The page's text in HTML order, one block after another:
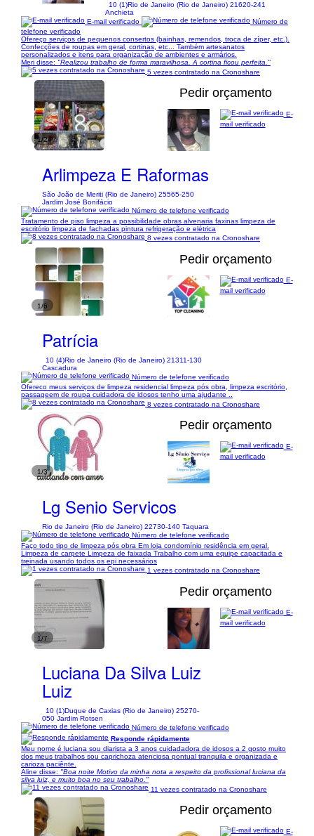
10 (1)Rio de Janeiro (Rio de Janeiro) 21620-241
Anchieta
E-mail verificado
Número de
telefone verificado
Ofereço serviços de pequenos consertos (bainhas, remendos, troca de zíper, etc.).
Confecções de roupas em geral, cortinas, etc... Também artesanatos
personalizados e itens para organização de ambientes e armários.
Meri disse: "Realizou trabalho de forma maravilhosa. A cortina ficou perfeita."
5 vezes contratado na Cronoshare
1/24
Pedir orçamento
Arlimpeza E Raformas
São João de Meriti (Rio de Janeiro) 25565-250
Jardim José Bonifácio
E-
mail verificado
Número de telefone verificado
Tratamento de piso limpeza a possibilidade obras alvenaria faxinas limpeza de
escritório limpeza de fachadas pintura refrigeração e elétrica
8 vezes contratado na Cronoshare
1/6
Pedir orçamento
Patrícia
10 (4)Rio de Janeiro (Rio de Janeiro) 21311-130
Cascadura
E-
mail verificado
Número de telefone verificado
Ofereco meus serviços de limpeza residencial limpeza pós obra, limpeza escritório,
passageem de roupa cuidadora de idosos tenho uma ajudante ..
8 vezes contratado na Cronoshare
1/3
Pedir orçamento
Lg Senio Servicos
Rio de Janeiro (Rio de Janeiro) 22730-140 Taquara
E-
mail verificado
Número de telefone verificado
Faço todo tipo de limpeza pós obra Em loja condomínio residência em geral.
Limpeza de carpete Limpeza de faixada Trabalho com uma equipe capacitada e
treinada usando todos os epi necessários
1 vezes contratado na Cronoshare
1/7
Pedir orçamento
Luciana Da Silva Luiz
Luiz
10 (1)Duque de Caxias (Rio de Janeiro) 25270-
050 Jardim Rotsen
E-
mail verificado
Número de telefone verificado
Responde rápidamente
Meu nome é luciana sou diarista a 3 anos cuidadadora de idosos a 2 gosto muito
dos meus trabalhos sou caprichoza atenciosa pontual tranquila e organizada e
carioza paciênte.
Aline disse: "Boa noite Motivo da minha nota a respeito da profissional luciana da
silva luiz, e muito boa no seu trabalho."
11 vezes contratado na Cronoshare
Pedir orçamento
E-